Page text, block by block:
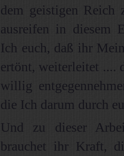
dem geistigen Reich
ausreifen in diesem
Ich euch, daß ihr
ertönt, weiterleitet ....
willig
die Ich darum durch
Und zu dieser
brauchet ihr Kraft,